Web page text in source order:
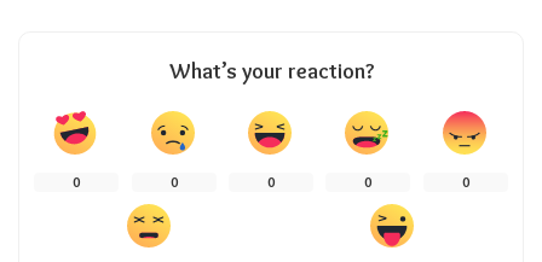
What’s your reaction?
0 0 0 0 0